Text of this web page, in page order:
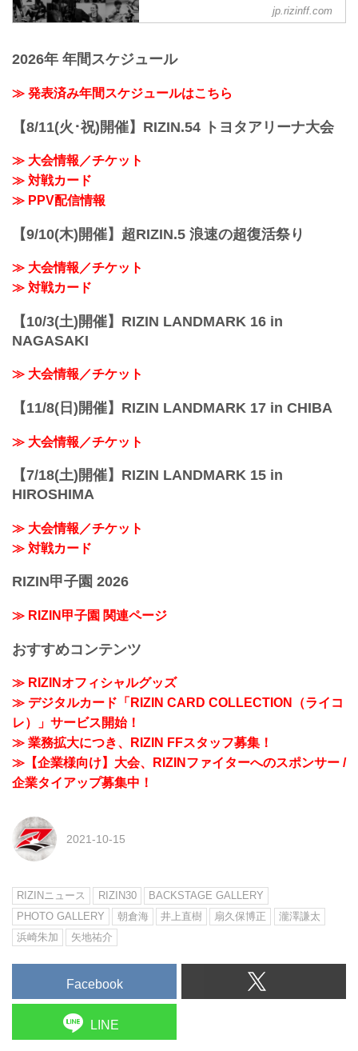
井上直樹 vs. 金太郎
3R（61.0kg）
3R 判定 （3-0）
BACKSTAGE GALLERY の記事一覧 - 格
イジン ファイティング フェデレーショ
いきます。
jp.rizinff.com
2026年 年間スケジュール
≫ 発表済み年間スケジュールはこちら
【8/11(火･祝)開催】RIZIN.54 トヨタアリーナ大会
≫ 大会情報／チケット
≫ 対戦カード
≫ PPV配信情報
【9/10(木)開催】超RIZIN.5 浪速の超復活祭り
≫ 大会情報／チケット
≫ 対戦カード
【10/3(土)開催】RIZIN LANDMARK 16 in
NAGASAKI
≫ 大会情報／チケット
【11/8(日)開催】RIZIN LANDMARK 17 in CHIBA
≫ 大会情報／チケット
【7/18(土)開催】RIZIN LANDMARK 15 in
HIROSHIMA
≫ 大会情報／チケット
≫ 対戦カード
RIZIN甲子園 2026
≫ RIZIN甲子園 関連ページ
おすすめコンテンツ
≫ RIZINオフィシャルグッズ
≫ デジタルカード「RIZIN CARD COLLECTION（ライコ
レ）」サービス開始！
≫ 業務拡大につき、RIZIN FFスタッフ募集！
≫【企業様向け】大会、RIZINファイターへのスポンサー /
企業タイアップ募集中！
2021-10-15
RIZINニュース RIZIN30
BACKSTAGE GALLERY
PHOTO GALLERY
朝倉海 井上直樹 扇久保博正
瀧澤謙太
浜崎朱加
矢地祐介
Facebook
LINE